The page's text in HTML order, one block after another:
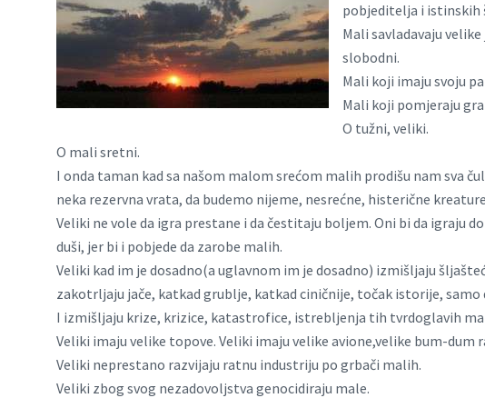
pobjeditelja i istinskih
Mali savladavaju
slobodni.
Mali koji imaju svoju
Mali koji pomjeraju
O tužni, veliki.
O mali sretni.
I onda taman kad sa našom malom srećom malih prodišu nam sva
neka rezervna vrata, da budemo nijeme, nesrećne, histerične
Veliki ne vole da igra prestane i da čestitaju boljem. Oni bi da igraju
duši, jer bi i pobjede da zarobe malih.
Veliki kad im je dosadno(a uglavnom im je dosadno) izmišljaju
zakotrljaju jače, katkad grublje, katkad ciničnije, točak istorije, samo
I izmišljaju krize, krizice, katastrofice, istrebljenja tih tvrdoglavih
Veliki imaju velike topove. Veliki imaju velike avione,velike bum-dum
Veliki neprestano razvijaju ratnu industriju po grbači malih.
Veliki zbog svog nezadovoljstva genocidiraju male.